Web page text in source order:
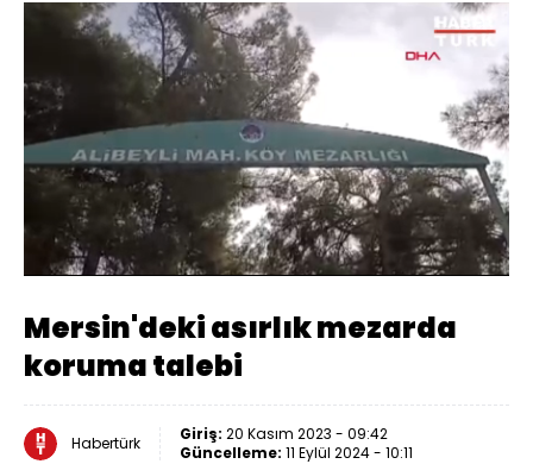
Sesi
Aç
Yüklendi
33.55%
Oynatma
Hızı
Mersin'deki asırlık mezarda
koruma talebi
Habertürk Giriş: 20 Kasım 2023 - 09:42
Güncelleme: 11 Eylül 2024 - 10:11